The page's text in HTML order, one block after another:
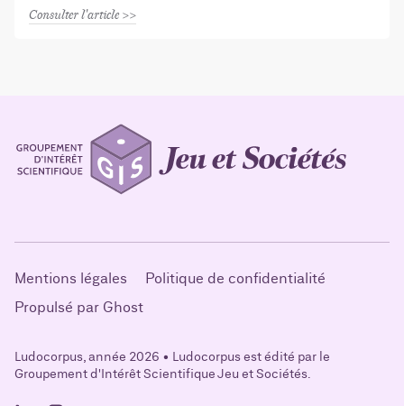
Consulter l'article
Mentions légales
Politique de confidentialité
Propulsé par Ghost
Ludocorpus, année 2026 • Ludocorpus est édité par le
Groupement d'Intérêt Scientifique Jeu et Sociétés.